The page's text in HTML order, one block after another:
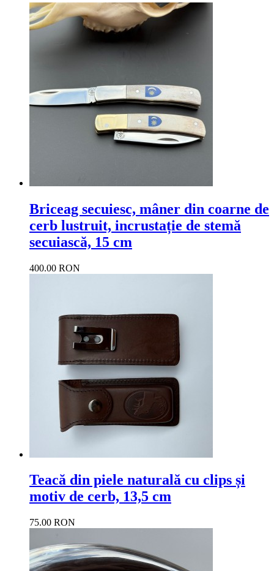
Briceag secuiesc, mâner din coarne de
cerb lustruit, incrustație de stemă
secuiască, 15 cm
400.00 RON
Teacă din piele naturală cu clips și
motiv de cerb, 13,5 cm
75.00 RON